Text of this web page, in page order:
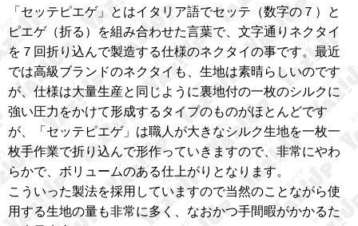
「セッテピエゲ」とはイタリア語でセッテ（数字の７）と
ピエゲ（折る）を組み合わせた言葉で、文字通りネクタイ
を７回折り込んで製造する仕様のネクタイの事です。最近
では高級ブランドのネクタイも、生地は素晴らしいのです
が、仕様は大量生産と同じように裏地付の一枚のシルクに
強い圧力をかけて形成するタイプのものがほとんどです
が、「セッテピエゲ」は職人が大きなシルク生地を一枚一
枚手作業で折り込んで形作っていきますので、非常にやわ
らかで、ボリュームのある仕上がりとなります。
こういった製法を採用していますので当然のことながら使
用する生地の量も非常に多く、なおかつ手間暇がかかるた